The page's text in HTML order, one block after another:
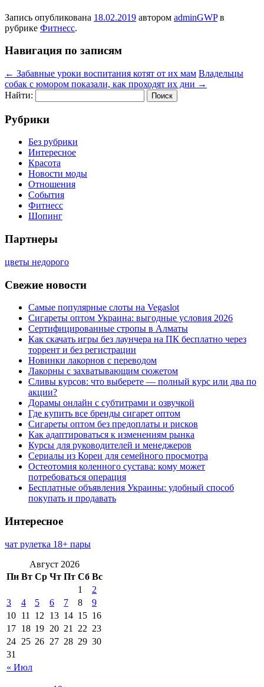
Запись опубликована 18.02.2019 автором adminGWPв
рубрике Фитнесс.
Навигация по записям
← Забавные уроки воспитания котят от их мам Владельцы
собак с юмором показали, как проходят их дни →
Найти:
Рубрики
Без рубрики
Интересное
Красота
Новости моды
Отношения
События
Фитнесс
Шопинг
Партнеры
цветы недорого
Свежие новости
Самые популярные слоты на Vegaslot
Сигареты оптом Украина: выгодные условия 2026
Сертифицированные стропы в Алматы
Как скачать игры без лаунчера на ПК бесплатно через
торрент и без регистрации
Новинки лакорнов с переводом
Лакорны с захватывающим сюжетом
Сливы курсов: что выберете — полный курс или два по
акции?
Дорамы онлайн с субтитрами и озвучкой
Где купить все бренды сигарет оптом
Сигареты оптом без предоплаты и рисков
Как адаптироваться к изменениям рынка
Курсы для руководителей и менеджеров
Сериалы из Кореи для семейного просмотра
Остеотомия коленного сустава: кому может
потребоваться операция
Бесплатные объявления Украины: удобный способ
покупать и продавать
Интересное
чат рулетка 18+ пары
Август 2026
Пн Вт Ср Чт Пт Сб Вс
« Июл
1
2
3
4 5 6 7 8
9
10 11 12 13 14 15 16
17 18 19 20 21 22 23
24 25 26 27 28 29 30
31